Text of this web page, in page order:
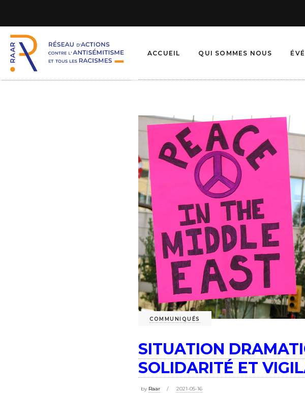
ACCUEIL QUI SOMMES NOUS
COMMUNIQUÉS
SITUATION
SOLIDARITÉ ET
by Raar 2021-05-16